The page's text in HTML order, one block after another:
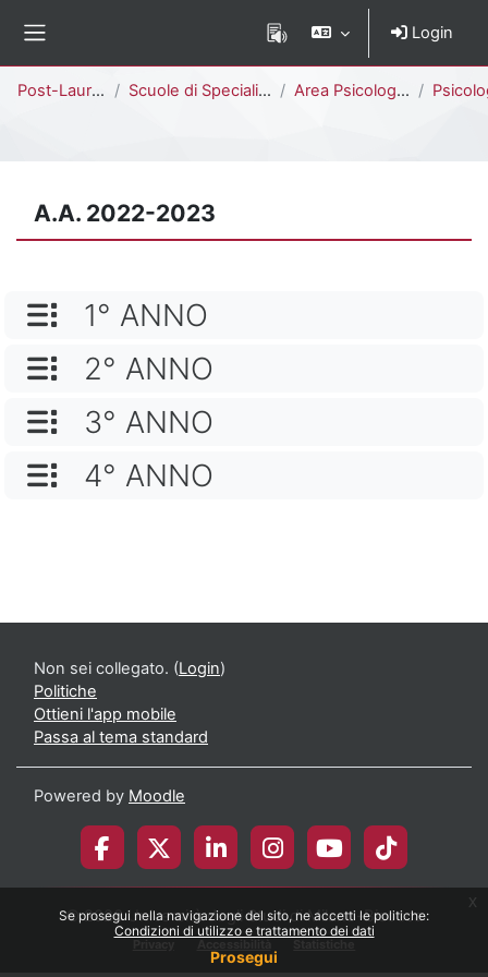
Se prosegui nella navigazione del sito, ne accetti le politiche:
Condizioni di utilizzo e trattamento dei dati
Prosegui
x
Login
Post-Laurea Scuole di Specializzazione Area Psicologica Psicologia del
A.A. 2022-2023
NOME CATEGORIA
1° ANNO
NOME CATEGORIA
2° ANNO
NOME CATEGORIA
3° ANNO
NOME CATEGORIA
4° ANNO
Non sei collegato. (Login)
Politiche
Ottieni l'app mobile
Passa al tema standard
Powered by Moodle
© 2026 Università degli Studi di Milano-Bicocca